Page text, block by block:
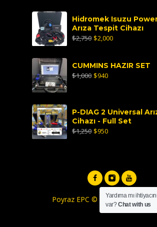
Hidromek Isuzu
Arıza Tespit Cihazı
$2,750 $2,000
CUMMINS HAZIR SET
$1,000 $940
P-DIAG 2 Universal
Cihazı - Full Set
$1,250 $950
Poyraz EPC © by developerArif
Yardıma mı
var?Chat with us